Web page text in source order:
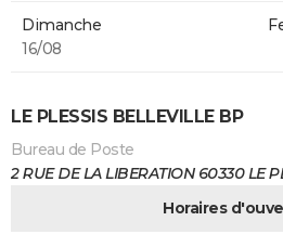
Dimanche
16/08
LE PLESSIS BELLEVILLE BP
Bureau de Poste
2 RUE DE LA LIBERATION 60330 LE
Horaires